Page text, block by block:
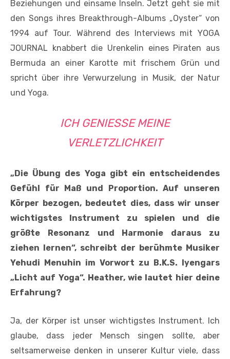
Beziehungen und einsame Inseln. Jetzt geht sie mit
den Songs ihres Breakthrough-Albums „Oyster“ von
1994 auf Tour. Während des Interviews mit YOGA
JOURNAL knabbert die Urenkelin eines Piraten aus
Bermuda an einer Karotte mit frischem Grün und
spricht über ihre Verwurzelung in Musik, der Natur
und Yoga.
ICH GENIESSE MEINE V
ERLETZLICHKEIT
„Die Übung des Yoga gibt ein entscheidendes
Gefühl für Maß und Proportion. Auf unseren
Körper bezogen, bedeutet dies, dass wir unser
wichtigstes Instrument zu spielen und die
größte Resonanz und Harmonie daraus zu
ziehen lernen“, schreibt der berühmte Musiker
Yehudi Menuhin im Vorwort zu B.K.S. Iyengars
„Licht auf Yoga“. Heather, wie lautet hier deine
Erfahrung?
Ja, der Körper ist unser wichtigstes Instrument. Ich
glaube, dass jeder Mensch singen sollte, aber
seltsamerweise denken in unserer Kultur viele, dass